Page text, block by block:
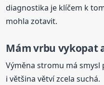
diagnostika je klíčem k
mohla zotavit.
Mám vrbu vykopat
Výměna stromu má
i většina větví zcela suchá.